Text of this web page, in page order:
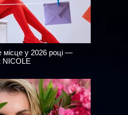
місце у 2026 році —
NICOLE